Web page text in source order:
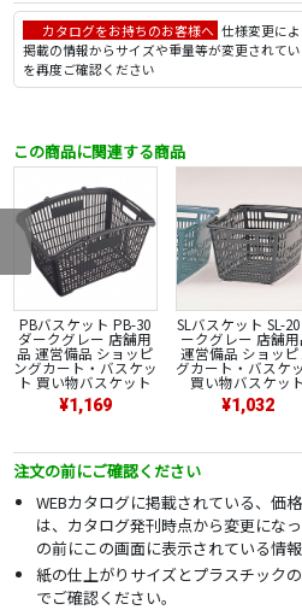
カタログをお持ちのお客様へ 仕様変更に
掲載の情報からサイズや重量等が変更されて
を再度ご確認ください
この商品に関連する商品
PBバスケット PB-30
ダークグレー 店舗用
品 運営備品 ショッピ
ングカート・バスケッ
ト 買い物バスケット
¥1,169
SLバスケット SL-
ークグレー 店舗用
運営備品 ショッピ
グカート・バスケ
買い物バスケット
¥1,032
注文の前にご確認ください
WEBカタログに掲載されている、価
は、カタログ発刊時点から変更にな
の前にこの画面に表示されている情
紙の仕上がりサイズとプラスチック
でご確認ください。